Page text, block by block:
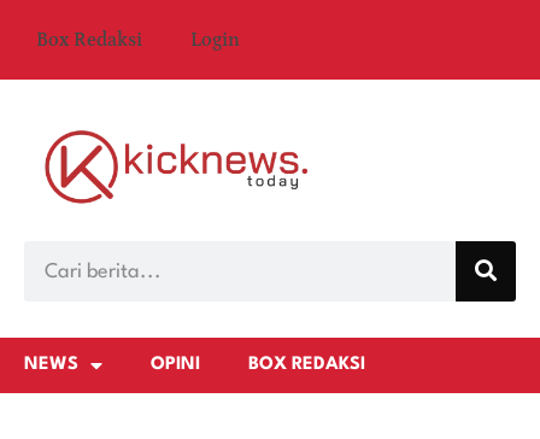
Box Redaksi Login
NEWS OPINI BOX REDAKSI